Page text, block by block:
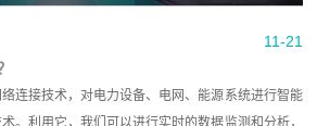
11-21
连接技术，对电力设备、电网、能源系统进行智能
。利用它，我们可以进行实时的数据监测和分析，